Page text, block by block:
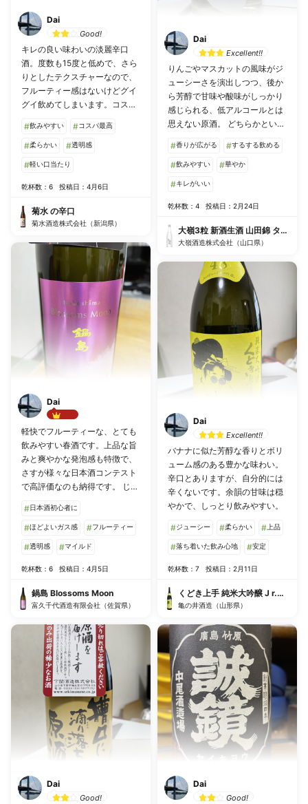
Dai
Good!
キレの良い味わいの淡麗辛口
酒。度数も15度と低めで、さら
りとしたテクスチャーなので、
フルーティー感はないけどグイ
グイ飲めてしまいます。コスパ
#飲みやすい #コスパ最高
#柔らかい #透明感
#軽い口当たり
乾杯数：6 投稿日：4月6日
菊水 の辛口
菊水酒造株式会社（新潟県）
Dai
軽快でフルーティーな、とても
飲みやすい春酒です。上品な旨
みと爽やかな発泡感も特徴で、
さすが様々な日本酒コンテスト
で高評価なのも納得です。 じっ
ても、自然と杯が進んでしま
う、そんな万人向けのお酒です
ね！ 自分的には加茂錦の荷札酒
#日本酒初心者に
#ほどよいガス感 #フルーティー
#透明感 #マイルド
乾杯数：6 投稿日：4月5日
鍋島 Blossoms Moon
富久千代酒造有限会社（佐賀県）
Dai
Good!
Dai
Excellent!!
りんごやマスカットの風味がジ
ューシーさを演出しつつ、後か
ら芳醇で甘味や酸味がしっかり
感じられる、低アルコールとは
思えない原酒。 どちらかという
うに思うが、単体でも美味しく
杯が進みます。
#香りが広がる #するする飲める
#飲みやすい #華やか
#キレがいい
乾杯数：4 投稿日：2月24日
大嶺3粒 新酒生酒 山田錦 タンク番
大嶺酒造株式会社（山口県）
Dai
Excellent!!
バナナに似た芳醇な香りとボリ
ューム感のある豊かな味わい。
辛口とありますが、自分的には
辛くないです。余韻の甘味は穏
やかで、しっとり飲みやすい。
#ジューシー #柔らかい # 上品
#落ち着いた飲み心地 #安定
乾杯数：7 投稿日：2月11日
くどき上手 純米大吟醸 J r.のジュ
亀の井酒造（山形県）
Dai
Good!